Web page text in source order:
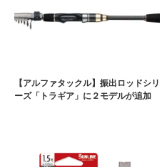
【アルファタックル】振出ロッドシリ
ーズ「トラギア」に２モデルが追加